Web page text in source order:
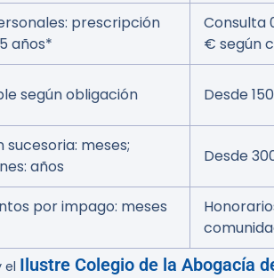
prescripción
años*
Consulta
€ según
según obligación Desde
meses;
años
Desde
por impago: meses
el Ilustre Colegio de la Abogacía